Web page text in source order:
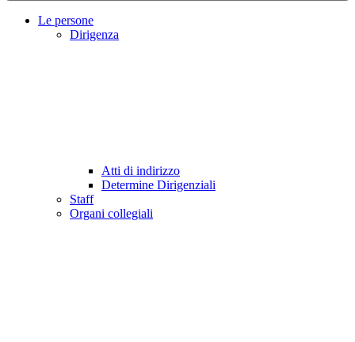
Le persone
Dirigenza
Atti di indirizzo
Determine Dirigenziali
Staff
Organi collegiali